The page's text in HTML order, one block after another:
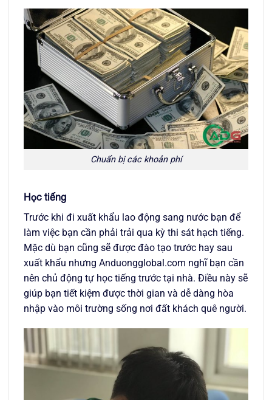
Chuẩn bị các khoản phí
Học tiếng
Trước khi đi xuất khẩu lao động sang nước bạn để
làm việc bạn cần phải trải qua kỳ thi sát hạch tiếng.
Mặc dù bạn cũng sẽ được đào tạo trước hay sau
xuất khẩu nhưng Anduongglobal.com nghĩ bạn cần
nên chủ động tự học tiếng trước tại nhà. Điều này sẽ
giúp bạn tiết kiệm được thời gian và dễ dàng hòa
nhập vào môi trường sống nơi đất khách quê người.